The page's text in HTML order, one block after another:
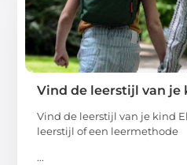
Vind de leerstijl van je
Vind de leerstijl van je kind
leerstijl of een leermethode
...